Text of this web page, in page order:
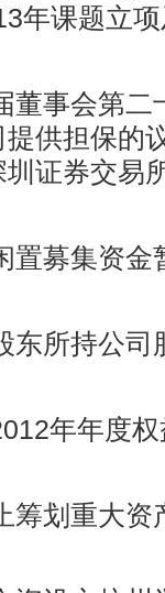
年课题立
董事会第二
供担保的
证券交易
置募集资金
东所持公司
年年度
筹划重大资